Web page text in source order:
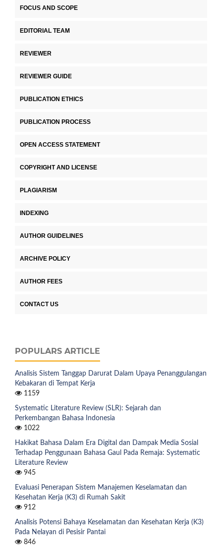
FOCUS AND SCOPE
EDITORIAL TEAM
REVIEWER
REVIEWER GUIDE
PUBLICATION ETHICS
PUBLICATION PROCESS
OPEN ACCESS STATEMENT
COPYRIGHT AND LICENSE
PLAGIARISM
INDEXING
AUTHOR GUIDELINES
ARCHIVE POLICY
AUTHOR FEES
CONTACT US
POPULARS ARTICLE
Analisis Sistem Tanggap Darurat Dalam Upaya Penanggulangan
Kebakaran di Tempat Kerja
1159
Systematic Literature Review (SLR): Sejarah dan
Perkembangan Bahasa Indonesia
1022
Hakikat Bahasa Dalam Era Digital dan Dampak Media Sosial
Terhadap Penggunaan Bahasa Gaul Pada Remaja: Systematic
Literature Review
945
Evaluasi Penerapan Sistem Manajemen Keselamatan dan
Kesehatan Kerja (K3) di Rumah Sakit
912
Analisis Potensi Bahaya Keselamatan dan Kesehatan Kerja (K3)
Pada Nelayan di Pesisir Pantai
846